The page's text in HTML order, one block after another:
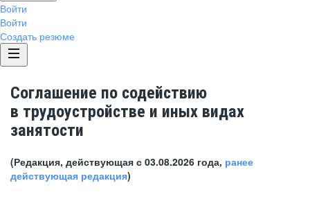
Войти
Войти
Создать резюме
Соглашение по содействию
в трудоустройстве и иных видах
занятости
(Редакция, действующая с 03.08.2026 года, ранее
действующая редакция)